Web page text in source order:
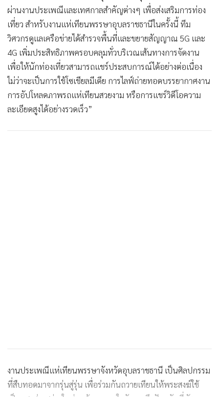
ผ่านงานประเพณีและเทศกาลสำคัญต่างๆ เพื่อส่งเสริมการท่อง
เที่ยว สำหรับงานแห่เทียนพรรษาอุบลราชธานีในครั้งนี้ ทีม
วิศวกรดูแลเครือข่ายได้สำรวจพื้นที่และขยายสัญญาณ 5G และ
4G เพิ่มประสิทธิภาพครอบคลุมทั่วบริเวณเส้นทางการจัดงาน
เพื่อให้นักท่องเที่ยวสามารถแชร์ประสบการณ์ได้อย่างต่อเนื่อง
ไม่ว่าจะเป็นการใช้โซเชียลมีเดีย การไลฟ์ถ่ายทอดบรรยากาศงาน
การอัปโหลดภาพรถแห่เทียนสวยงาม หรือการแชร์วิดีโอความ
ละเอียดสูงได้อย่างรวดเร็ว”
งานประเพณีแห่เทียนพรรษาจังหวัดอุบลราชธานี เป็นศิลปกรรม
ที่สืบทอดมาจากรุ่นสู่รุ่น เพื่อร่วมกันถวายเทียนให้พระสงฆ์ใช้